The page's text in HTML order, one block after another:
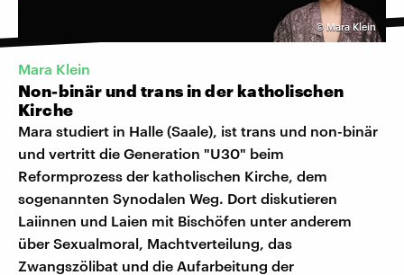
© Mara Klein
Mara Klein
Non-binär und trans in der katholischen
Kirche
Mara studiert in Halle (Saale), ist trans und non-binär
und vertritt die Generation "U30" beim
Reformprozess der katholischen Kirche, dem
sogenannten Synodalen Weg. Dort diskutieren
Laiinnen und Laien mit Bischöfen unter anderem
über Sexualmoral, Machtverteilung, das
Zwangszölibat und die Aufarbeitung der